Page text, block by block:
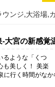
ウンジ,大浴場,
大宮の新感覚
るような「くつ
も美しく！ 美楽
に行く時間がな